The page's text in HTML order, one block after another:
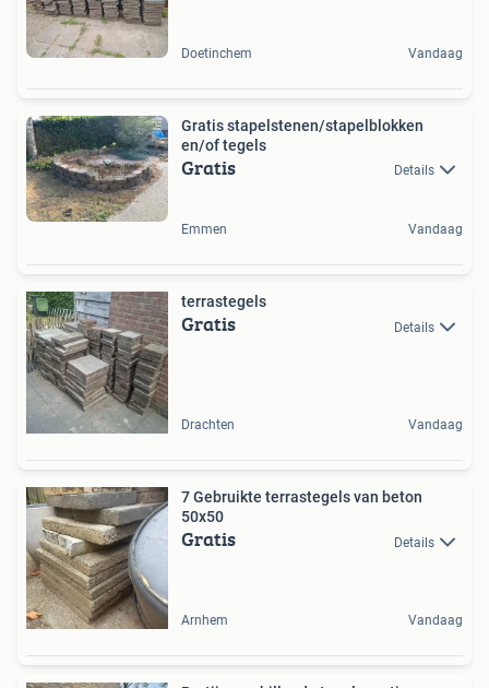
Doetinchem Vandaag
Gratis stapelstenen/stapelblokken
en/of tegels
Gratis Details
Emmen Vandaag
terrastegels
Gratis Details
Drachten Vandaag
7 Gebruikte terrastegels van beton
50x50
Gratis Details
Arnhem Vandaag